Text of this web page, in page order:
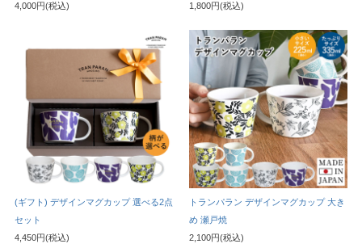
4,000円(税込)
1,800円(税込)
(ギフト) デザインマグカップ 選べる2点
セット
4,450円(税込)
トランパラン デザインマグカップ 大き
め 瀬戸焼
2,100円(税込)